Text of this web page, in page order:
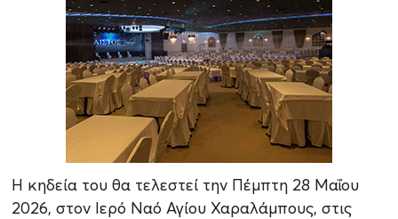
Η κηδεία του θα τελεστεί την Πέμπτη 28 Μαΐου
2026, στον Ιερό Ναό Αγίου Χαραλάμπους, στις